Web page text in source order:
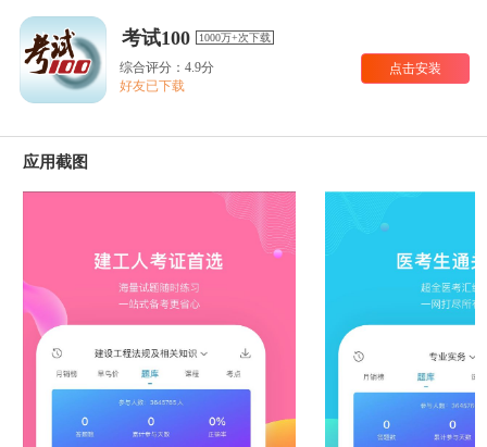
考试100 1000万+次下载
综合评分：4.9分
好友已下载
点击安装
应用截图